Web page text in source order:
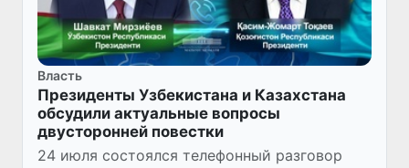
Власть
Президенты Узбекистана и Казахстана
обсудили актуальные вопросы
двусторонней повестки
24 июля состоялся телефонный разговор